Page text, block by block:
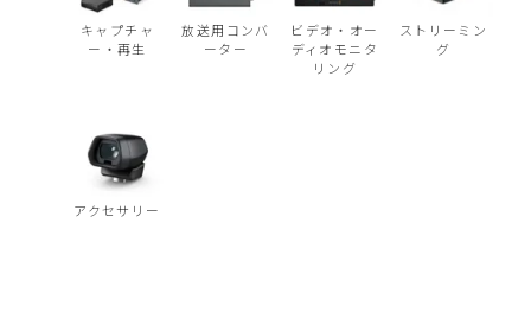
キャプチャ
ー・再生
放送用コンバ
ーター
ビデオ・オー
ディオモニタ
リング
ストリーミン
グ
アクセサリー